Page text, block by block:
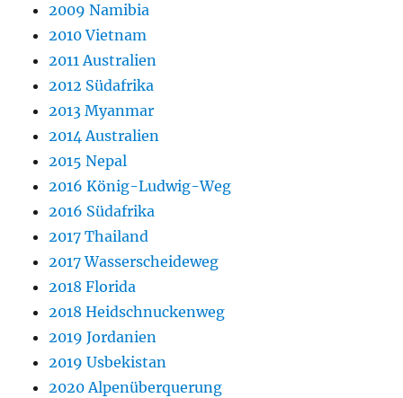
2009 Namibia
2010 Vietnam
2011 Australien
2012 Südafrika
2013 Myanmar
2014 Australien
2015 Nepal
2016 König-Ludwig-Weg
2016 Südafrika
2017 Thailand
2017 Wasserscheideweg
2018 Florida
2018 Heidschnuckenweg
2019 Jordanien
2019 Usbekistan
2020 Alpenüberquerung